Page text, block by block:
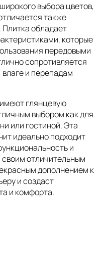
выбора цветов,
также
обладает
которые
передовыми
сопротивляется
и перепадам
глянцевую
выбором как для
или гостиной. Эта
идеально подходит
и
своим отличительным
дополнением к
и создаст
и комфорта.